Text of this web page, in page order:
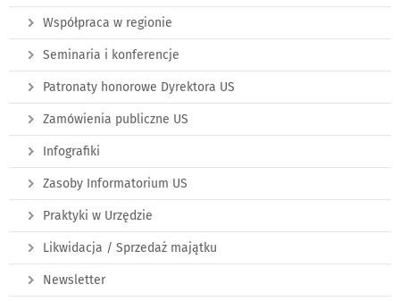
Współpraca w regionie
Seminaria i konferencje
Patronaty honorowe Dyrektora US
Zamówienia publiczne US
Infografiki
Zasoby Informatorium US
Praktyki w Urzędzie
Likwidacja / Sprzedaż majątku
Newsletter